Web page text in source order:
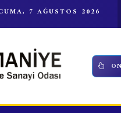
7 AĞUSTOS 2026
KURULU TOPLANTISI